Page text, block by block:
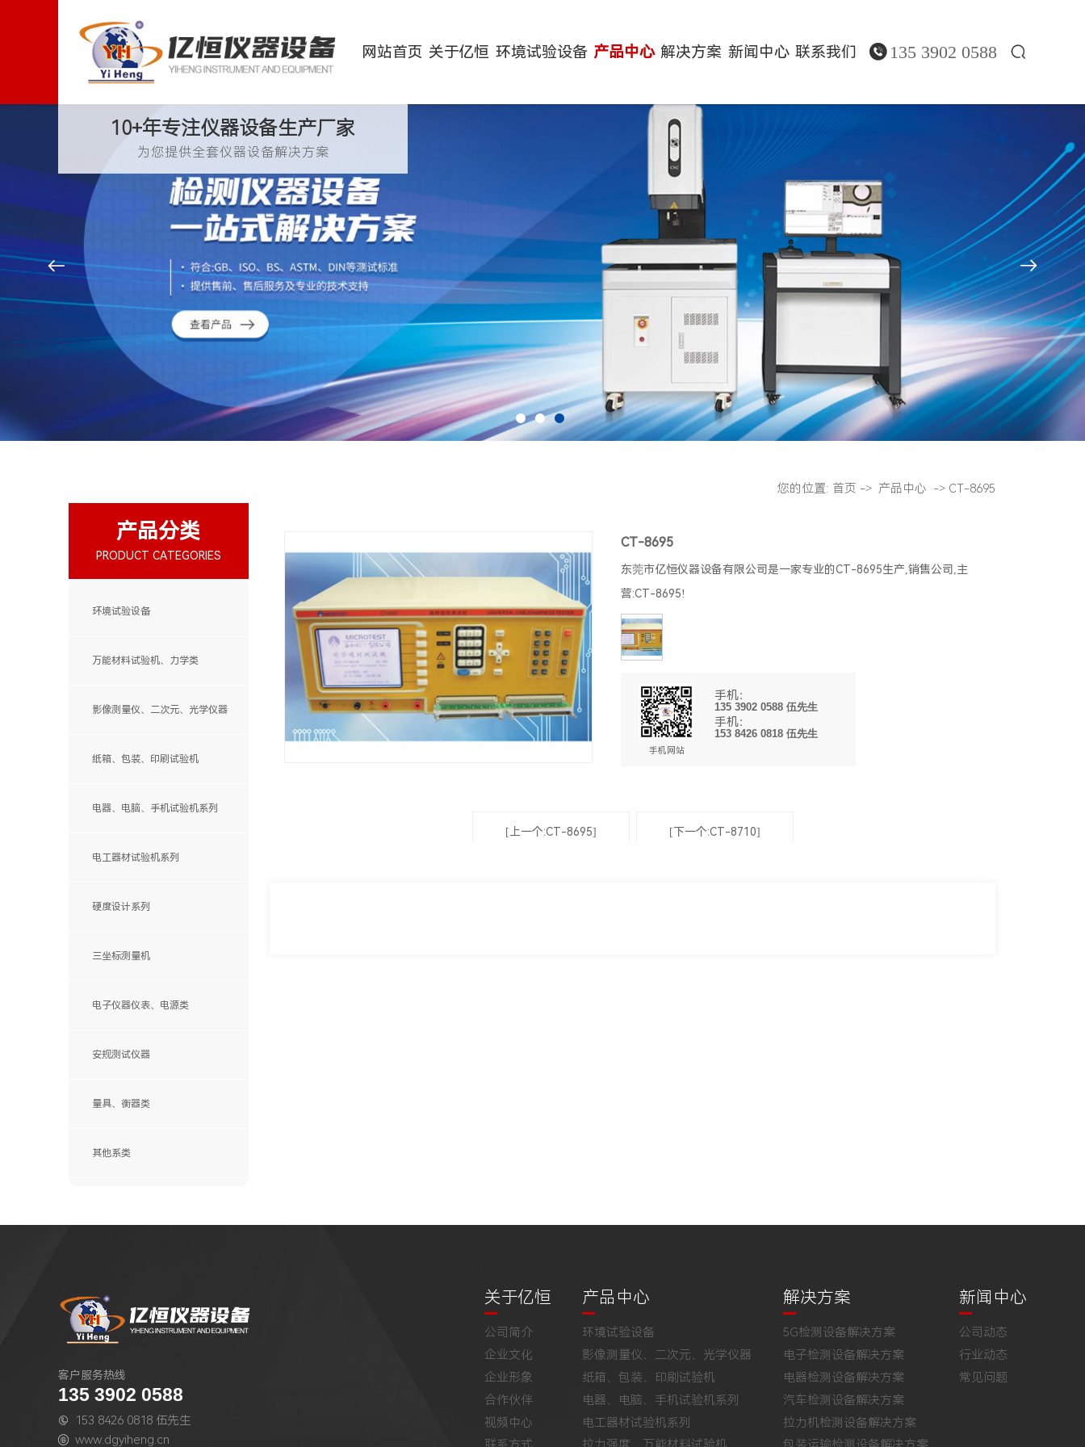
10+年专注仪器设备生产厂家
为您提供全套仪器设备解决方案
网站首页 关于亿恒 环境试验设备 产品中心 解决方案 新闻中心 联系我们  135 3902 0588 
 
产品分类
PRODUCT CATEGORIES
环境试验设备
万能材料试验机、力学类
影像测量仪、二次元、光学仪器
自动影像测量仪
纸箱、包装、印刷试验机
电器、电脑、手机试验机系列
电工器材试验机系列
硬度设计系列
三坐标测量机
便携式测量臂
ML系列
电子仪器仪表、电源类
安规测试仪器
量具、衡器类
其他系类
Chroma(中茂)
HAMEG(惠美)
PROMAX(宝马)
Tektronix(泰克)
KIKUSUI(菊水)
YOKOGAWA(横河)
您的位置: 首页 -> 产品中心 -> CT-8695
CT-8695
东莞市亿恒仪器设备有限公司是一家专业的CT-8695生产,销售公司,主
营:CT-8695!
手机网站
手机：
135 3902 0588 伍先生
手机：
153 8426 0818 伍先生
[上一个:CT-8695] [下一个:CT-8710]
客户服务热线
135 3902 0588
 153 8426 0818 伍先生
 www.dgyiheng.cn
关于亿恒
公司简介
企业文化
企业形象
合作伙伴
视频中心
产品中心
环境试验设备
影像测量仪、二次元、光学仪器
纸箱、包装、印刷试验机
电器、电脑、手机试验机系列
电工器材试验机系列
解决方案
5G检测设备解决方案
电子检测设备解决方案
电器检测设备解决方案
汽车检测设备解决方案
拉力机检测设备解决方案
新闻中心
公司动态
行业动态
常见问题